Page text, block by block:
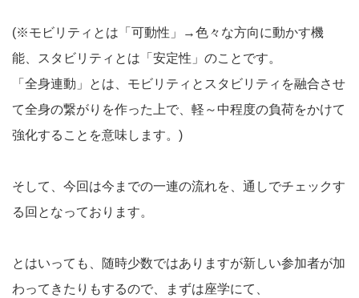
(※モビリティとは「可動性」→色々な方向に動かす機
能、スタビリティとは「安定性」のことです。
「全身連動」とは、モビリティとスタビリティを融合させ
て全身の繋がりを作った上で、軽～中程度の負荷をかけて
強化することを意味します。)
そして、今回は今までの一連の流れを、通しでチェックす
る回となっております。
とはいっても、随時少数ではありますが新しい参加者が加
わってきたりもするので、まずは座学にて、